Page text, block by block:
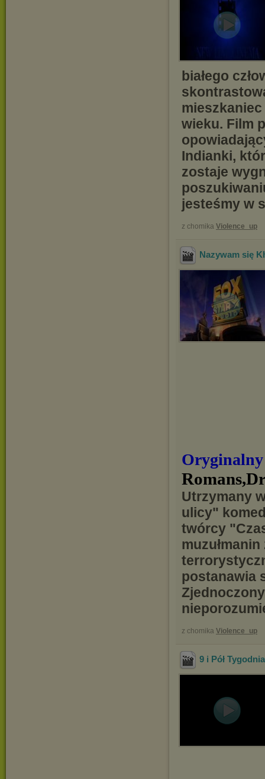
białego
wieku. Film
Indianki,
zostaje
jesteśmy w
z chomika Violence_up
Nazywam się
Utrzymany
ulicy"
twórcy
postanawia
z chomika Violence_up
9 i Pół